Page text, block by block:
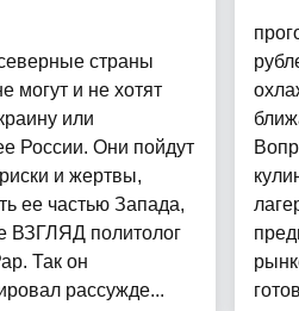
страны
могут и не хотят
или
России. Они пойдут
и жертвы,
ее частью Запада,
ВЗГЛЯД политолог
Так он
рассужде...